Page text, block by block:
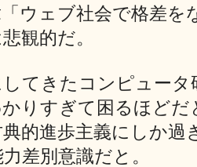
ウェブ社会で格差を
観的だ。
てきたコンピュータ
りすぎて困るほどだ
的進歩主義にしか過
差別意識だと。